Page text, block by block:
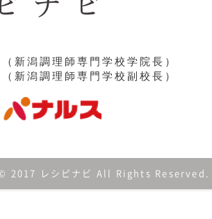
新潟調理師専門学校学院長）
新潟調理師専門学校副校長）
2017 レシピナビ All Rights Reserved.